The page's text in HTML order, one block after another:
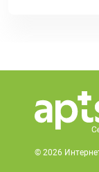
© 2026